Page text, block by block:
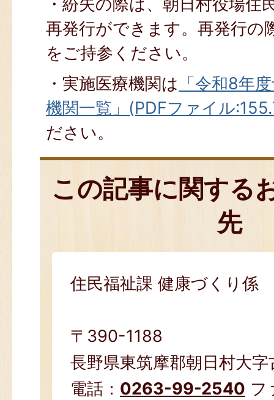
・紛失の際は、朝日村役場住
再発行ができます。再発行の
をご持参ください。
・実施医療機関は 「令和8年
機関一覧」(PDFファイル
ださい。
この記事に関する
先
住民福祉課 健康づくり係
〒390-1188
長野県東筑摩郡朝日村大
電話： 0263-99-2540 フ